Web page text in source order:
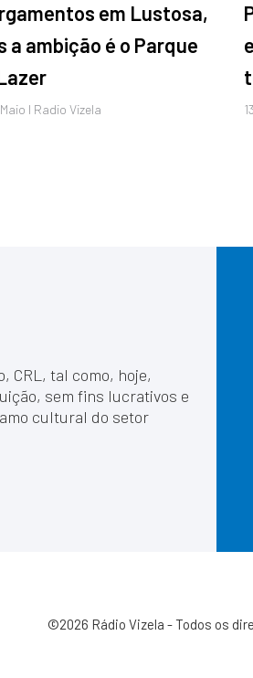
em Lustosa,
a ambição é o Parque
Maio I Radio Vizela
CRL, tal como, hoje,
sem fins lucrativos e
cultural do setor
©2026 Rádio Vizela - Todos os